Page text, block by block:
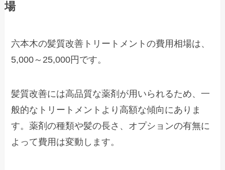
場
六本木の髪質改善トリートメントの費用相場は、
5,000～25,000円です。
髪質改善には高品質な薬剤が用いられるため、一
般的なトリートメントより高額な傾向にありま
す。薬剤の種類や髪の長さ、オプションの有無に
よって費用は変動します。